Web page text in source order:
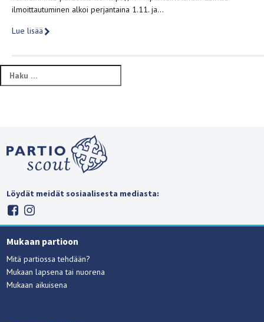
ilmoittautuminen alkoi perjantaina 1.11. ja…
Lue lisää
Haku:
Löydät meidät sosiaalisesta mediasta:
Mukaan partioon
Mitä partiossa tehdään?
Mukaan lapsena tai nuorena
Mukaan aikuisena